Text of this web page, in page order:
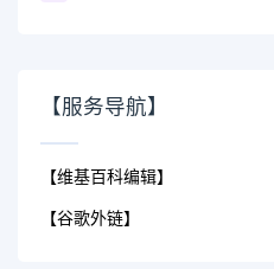
【服务导航】
【维基百科编辑】
【谷歌外链】